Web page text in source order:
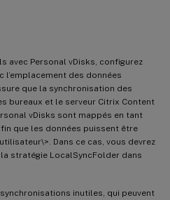
avec Personal vDisks, configurez
des données
que la synchronisation des
bureaux et le serveur Citrix Content
vDisks sont mappés en tant
que les données puissent être
Dans ce cas, vous devrez
la stratégie LocalSyncFolder dans
inutiles, qui peuvent